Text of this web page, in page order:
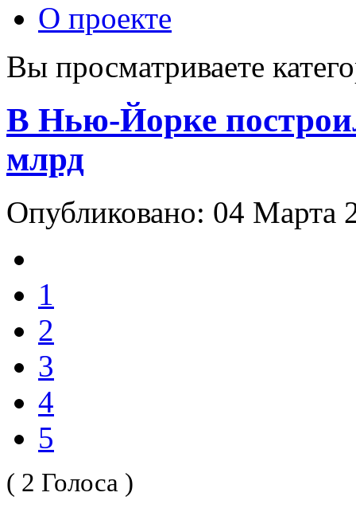
О проекте
Вы просматриваете
В Нью-Йорке
млрд
Опубликовано: 04 Марта
1
2
3
4
5
( 2 Голоса )